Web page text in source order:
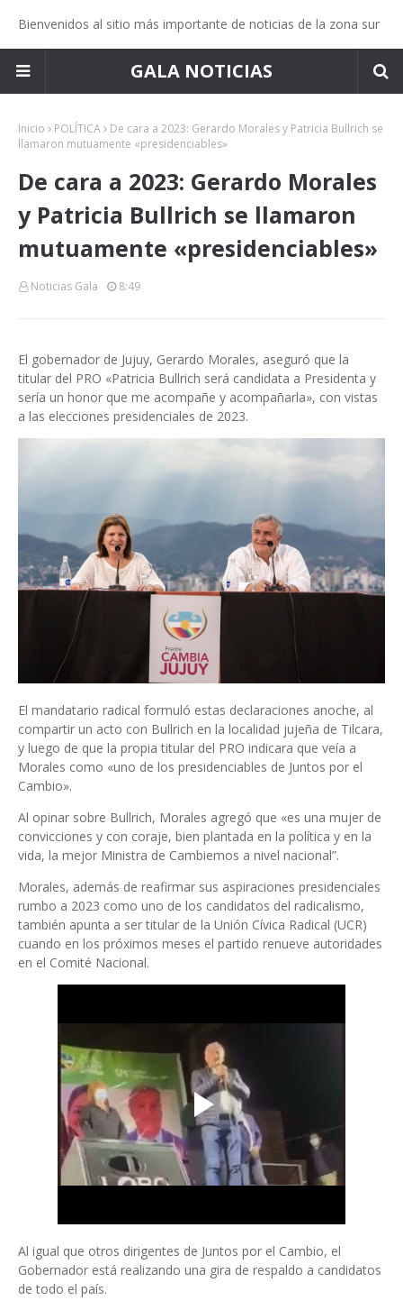
Bienvenidos al sitio más importante de noticias de la zona sur
GALA NOTICIAS
Inicio POLÍTICA
De cara a 2023: Gerardo Morales y Patricia Bullrich se
llamaron mutuamente «presidenciables»
De cara a 2023: Gerardo Morales
y Patricia Bullrich se llamaron
mutuamente «presidenciables»
Noticias Gala 8:49
El gobernador de Jujuy, Gerardo Morales, aseguró que la
titular del PRO «Patricia Bullrich será candidata a Presidenta y
sería un honor que me acompañe y acompañarla», con vistas
a las elecciones presidenciales de 2023.
El mandatario radical formuló estas declaraciones anoche, al
compartir un acto con Bullrich en la localidad jujeña de Tilcara,
y luego de que la propia titular del PRO indicara que veía a
Morales como «uno de los presidenciables de Juntos por el
Cambio».
Al opinar sobre Bullrich, Morales agregó que «es una mujer de
convicciones y con coraje, bien plantada en la política y en la
vida, la mejor Ministra de Cambiemos a nivel nacional”.
Morales, además de reafirmar sus aspiraciones presidenciales
rumbo a 2023 como uno de los candidatos del radicalismo,
también apunta a ser titular de la Unión Cívica Radical (UCR)
cuando en los próximos meses el partido renueve autoridades
en el Comité Nacional.
Al igual que otros dirigentes de Juntos por el Cambio, el
Gobernador está realizando una gira de respaldo a candidatos
de todo el país.